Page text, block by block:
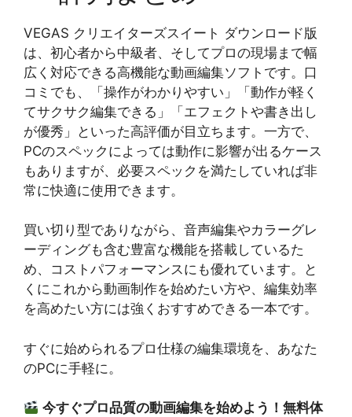
VEGAS クリエイターズスイート ダウンロード版
は、初心者から中級者、そしてプロの現場まで幅
広く対応できる高機能な動画編集ソフトです。口
コミでも、「操作がわかりやすい」「動作が軽く
てサクサク編集できる」「エフェクトや書き出し
が優秀」といった高評価が目立ちます。一方で、
PCのスペックによっては動作に影響が出るケース
もありますが、必要スペックを満たしていれば非
常に快適に使用できます。
買い切り型でありながら、音声編集やカラーグレ
ーディングも含む豊富な機能を搭載しているた
め、コストパフォーマンスにも優れています。と
くにこれから動画制作を始めたい方や、編集効率
を高めたい方には強くおすすめできる一本です。
すぐに始められるプロ仕様の編集環境を、あなた
のPCに手軽に。
今すぐプロ品質の動画編集を始めよう！無料体